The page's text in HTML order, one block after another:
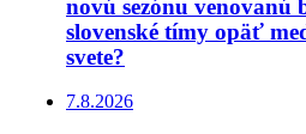
novú sezónu venovanú
slovenské tímy opäť
svete?
7.8.2026